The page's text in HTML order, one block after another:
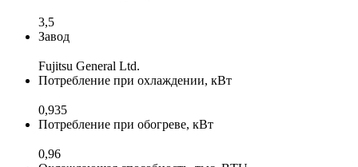
3,5
Завод
Fujitsu General Ltd.
Потребление при охлаждении, кВт
0,935
Потребление при обогреве, кВт
0,96